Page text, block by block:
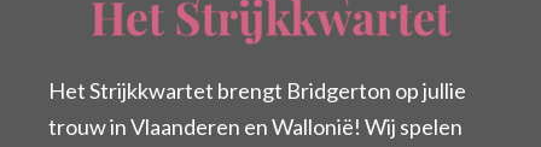
Het Strijkkwartet brengt Bridgerton op jullie
trouw in Vlaanderen en Wallonië! Wij spelen